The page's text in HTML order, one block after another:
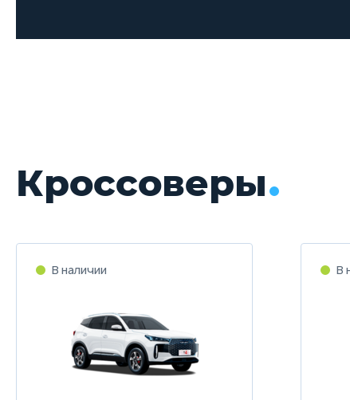
Кроссоверы
В наличии В